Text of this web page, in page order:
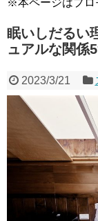
※本ページはプロ
眠いしだるい
ュアルな関係
2023/3/21